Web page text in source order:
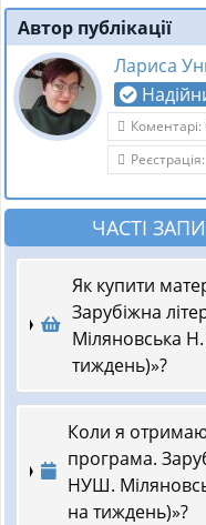
Автор публікації
Лариса
Коментарі:
ЧАСТІ
Як купити
Зарубіжна
Міляновська Н.
тиждень)»?
Коли я
програма.
НУШ.
на тиждень)»?